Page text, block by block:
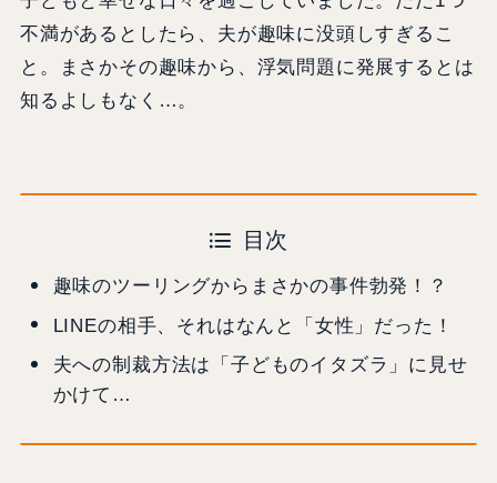
不満があるとしたら、夫が趣味に没頭しすぎるこ
と。まさかその趣味から、浮気問題に発展するとは
知るよしもなく…。
目次
趣味のツーリングからまさかの事件勃発！？
LINEの相手、それはなんと「女性」だった！
夫への制裁方法は「子どものイタズラ」に見せ
かけて…